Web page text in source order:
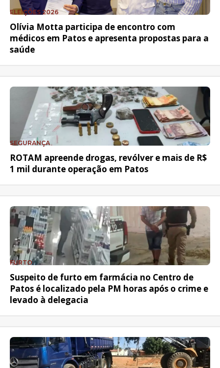
ELEIÇÕES 2026
Olívia Motta participa de encontro com
médicos em Patos e apresenta propostas para a
saúde
SEGURANÇA
ROTAM apreende drogas, revólver e mais de R$
1 mil durante operação em Patos
FURTO
Suspeito de furto em farmácia no Centro de
Patos é localizado pela PM horas após o crime e
levado à delegacia